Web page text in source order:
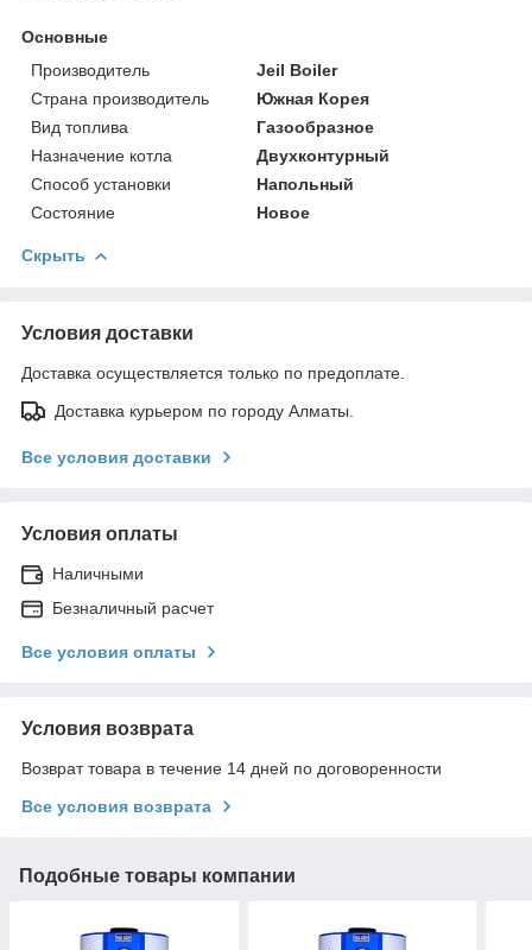
Основные
Производитель
Jeil Boiler
Страна производитель
Южная Корея
Вид топлива
Газообразное
Назначение котла
Двухконтурный
Способ установки
Напольный
Состояние
Новое
Скрыть
Условия доставки
Доставка осуществляется только по предоплате.
Доставка курьером по городу Алматы.
Все условия доставки
Условия оплаты
Наличными
Безналичный расчет
Все условия оплаты
Условия возврата
Возврат товара в течение 14 дней по договоренности
Все условия возврата
Подобные товары компании